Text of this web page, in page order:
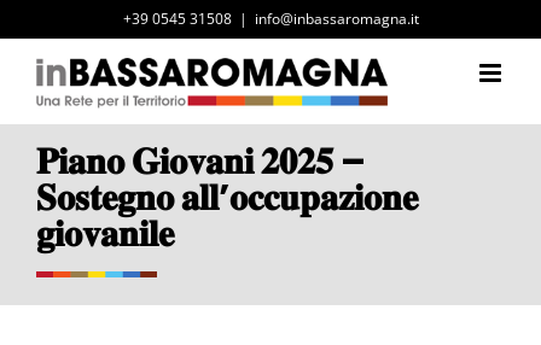
al
contenuto
+39 0545 31508 | info@inbassaromagna.it
𝐏𝐢𝐚𝐧𝐨 𝐆𝐢𝐨𝐯𝐚𝐧𝐢 𝟐𝟎𝟐𝟓 –
𝐒𝐨𝐬𝐭𝐞𝐠𝐧𝐨 𝐚𝐥𝐥’𝐨𝐜𝐜𝐮𝐩𝐚𝐳𝐢𝐨𝐧𝐞
𝐠𝐢𝐨𝐯𝐚𝐧𝐢𝐥𝐞